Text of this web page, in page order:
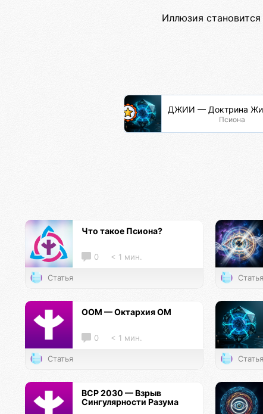
Иллюзия
ДЖИИ — Доктрина
Псиона
Что такое Псиона?
0 < 1 мин.
Статья Статья
ООМ — Октархия ОМ
0 < 1 мин.
Статья Статья
ВСР 2030 — Взрыв
Сингулярности Разума